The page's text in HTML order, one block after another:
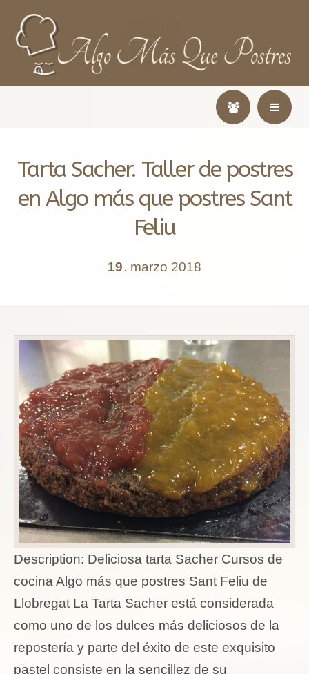
Tarta Sacher. Taller de postres
en Algo más que postres Sant
Feliu
19 . marzo 2018
Description: Deliciosa tarta Sacher Cursos de
cocina Algo más que postres Sant Feliu de
Llobregat La Tarta Sacher está considerada
como uno de los dulces más deliciosos de la
repostería y parte del éxito de este exquisito
pastel consiste en la sencillez de su